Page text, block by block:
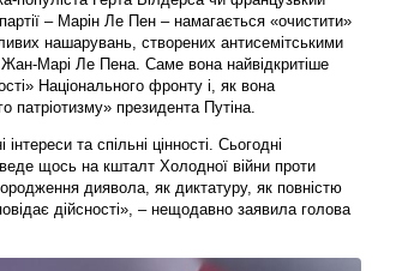
– Марін Ле Пен – намагається «очистити»
нашарувань, створених антисемітськими
Жан-Марі Ле Пена. Саме вона найвідкритіше
Національного фронту і, як вона
патріотизму» президента Путіна.
та спільні цінності. Сьогодні
щось на кшталт Холодної війни проти
диявола, як диктатуру, як повністю
дійсності», – нещодавно заявила голова